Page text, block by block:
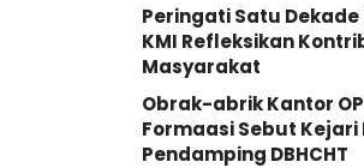
Peringati Satu
KMI Refleksikan
Masyarakat
Obrak-abrik Kantor
Formaasi Sebut
Pendamping DBHCHT